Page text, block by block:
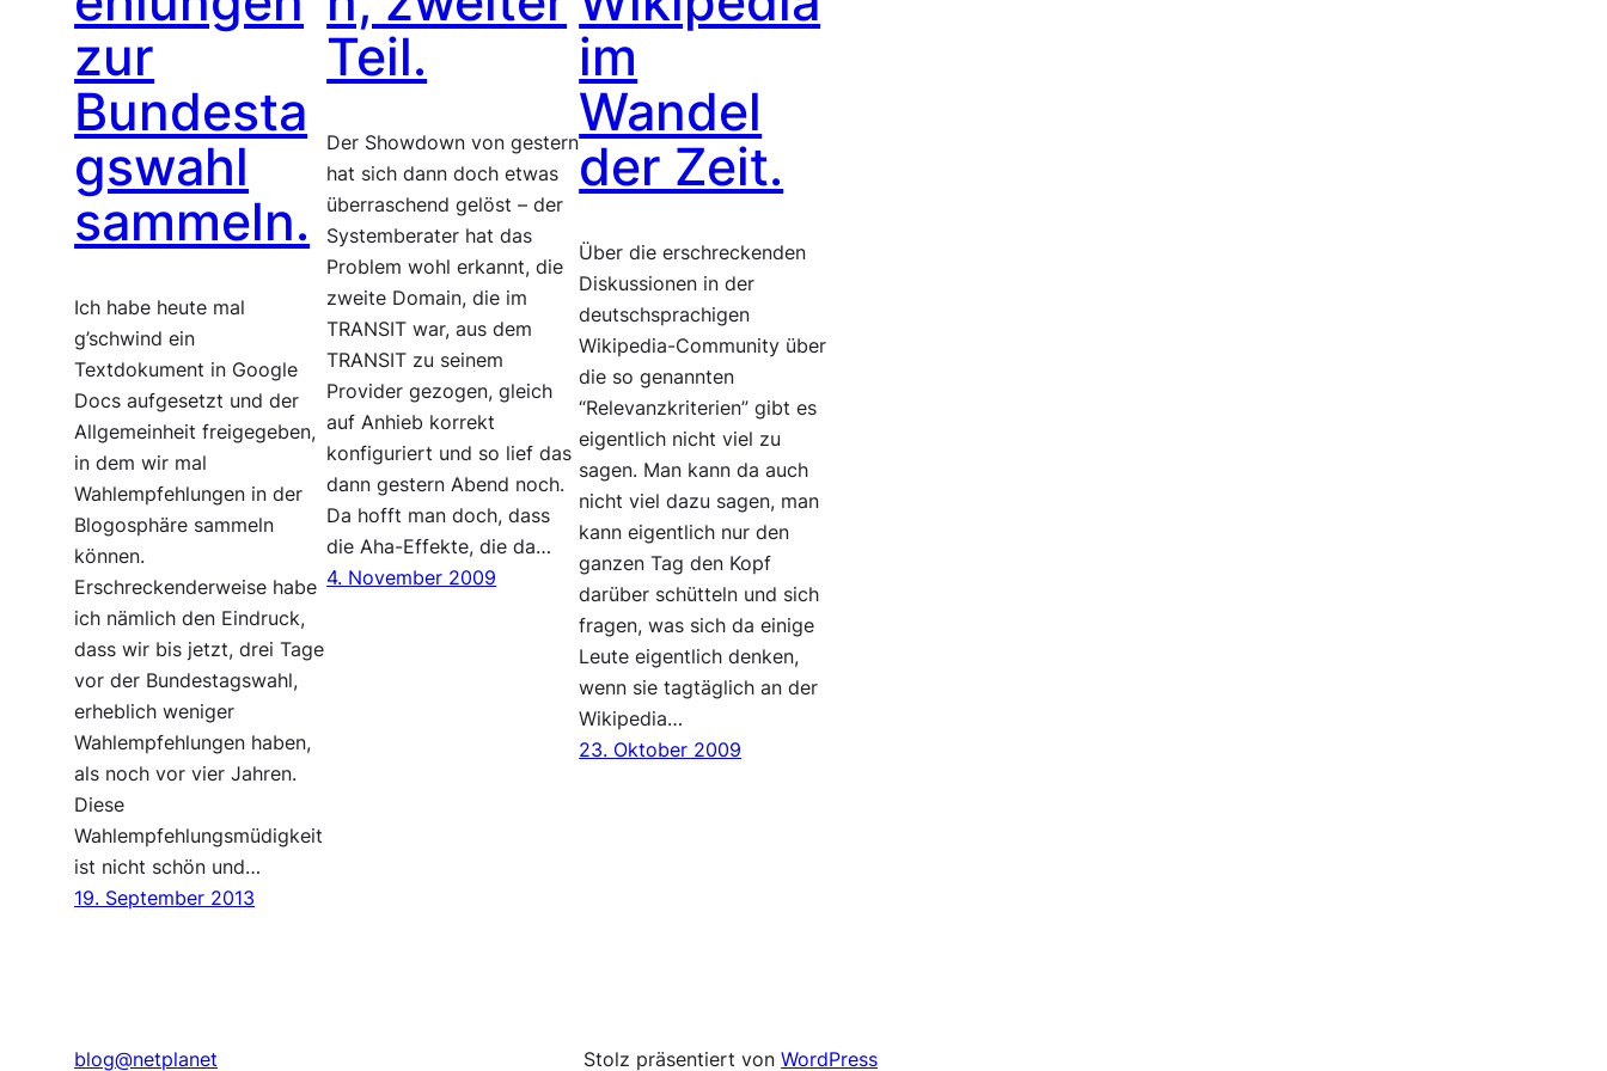
zur
Bundesta
gswahl
sammeln.
Ich habe heute mal
g’schwind ein
Textdokument in Google
Docs aufgesetzt und der
Allgemeinheit freigegeben,
in dem wir mal
Wahlempfehlungen in der
Blogosphäre sammeln
können.
Erschreckenderweise habe
ich nämlich den Eindruck,
dass wir bis jetzt, drei Tage
vor der Bundestagswahl,
erheblich weniger
Wahlempfehlungen haben,
als noch vor vier Jahren.
Diese
Wahlempfehlungsmüdigkeit
ist nicht schön und…
19. September 2013
Teil.
Der Showdown von gestern
hat sich dann doch etwas
überraschend gelöst – der
Systemberater hat das
Problem wohl erkannt, die
zweite Domain, die im
TRANSIT war, aus dem
TRANSIT zu seinem
Provider gezogen, gleich
auf Anhieb korrekt
konfiguriert und so lief das
dann gestern Abend noch.
Da hofft man doch, dass
die Aha-Effekte, die da…
4. November 2009
im
Wandel
der Zeit.
Über die erschreckenden
Diskussionen in der
deutschsprachigen
Wikipedia-Community über
die so genannten
“Relevanzkriterien” gibt es
eigentlich nicht viel zu
sagen. Man kann da auch
nicht viel dazu sagen, man
kann eigentlich nur den
ganzen Tag den Kopf
darüber schütteln und sich
fragen, was sich da einige
Leute eigentlich denken,
wenn sie tagtäglich an der
Wikipedia…
23. Oktober 2009
blog@netplanet Stolz präsentiert vonWordPress